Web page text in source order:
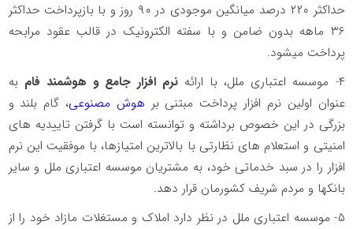
حداکثر ۲۲۰ درصد میانگین موجودی در ۹۰ روز و با بازپرداخت حداکثر
۳۶ ماهه بدون ضامن و با سفته الکترونیک در قالب عقود مرابحه
پرداخت میشود.
۴- موسسه اعتباری ملل، با ارائه
نرم افزار جامع و هوشمند فام به
عنوان اولین نرم‌ افزار پرداخت مبتنی بر هوش مصنوعی، گام بلند و
بزرگی در این خصوص برداشته‌ و توانسته‌ است با گرفتن تاییدیه‌ های
امنیتی و استعلام‌ های نظارتی با بالاترین امتیازها، با موفقیت این نرم‌
افزار را در سبد خدماتی خود، به مشتریان موسسه اعتباری ملل و سایر
بانکها و مردم شریف کشورمان قرار دهد.
۵- موسسه اعتباری ملل در نظر دارد املاک و مستغلات مازاد خود را از